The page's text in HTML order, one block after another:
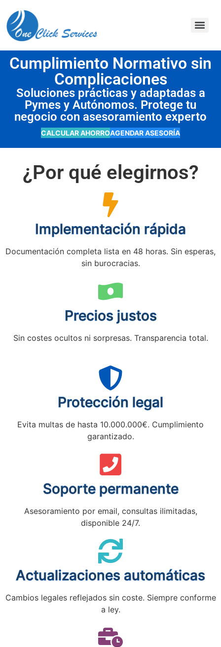
Cumplimiento Normativo sin
Complicaciones
Soluciones prácticas y adaptadas a
Pymes y Autónomos. Protege tu
negocio con asesoramiento experto
CALCULAR AHORROAGENDAR ASESORÍA
¿Por qué elegirnos?
Implementación rápida
Documentación completa lista en 48 horas. Sin esperas,
sin burocracias.
Precios justos
Sin costes ocultos ni sorpresas. Transparencia total.
Protección legal
Evita multas de hasta 10.000.000€. Cumplimiento
garantizado.
Soporte permanente
Asesoramiento por email, consultas ilimitadas,
disponible 24/7.
Actualizaciones automáticas
Cambios legales reflejados sin coste. Siempre conforme
a ley.